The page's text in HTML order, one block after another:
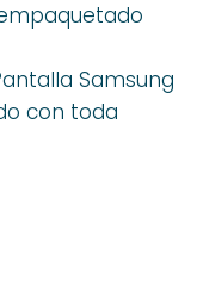
Samsung
con toda